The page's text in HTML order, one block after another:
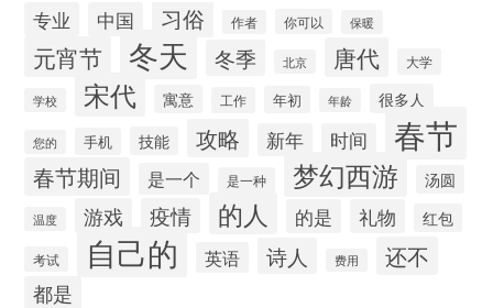
专业 中国 习俗 作者 你可以 保暖
元宵节 冬天 冬季 北京 唐代 大学
学校 宋代 寓意 工作 年初 年龄 很多人
您的 手机 技能 攻略 新年 时间 春节
春节期间 是一个 是一种 梦幻西游 汤圆
温度 游戏 疫情 的人 的是 礼物 红包
考试 自己的 英语 诗人 费用 还不
都是